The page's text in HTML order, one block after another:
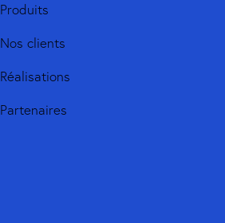
Produits
Nos clients
Réalisations
Partenaires